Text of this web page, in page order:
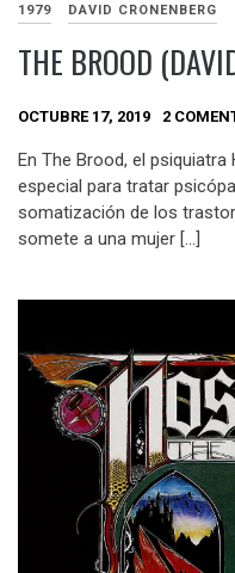
1979 DAVID CRONENBERG
THE BROOD
OCTUBRE 17, 2019 2
En The Brood, el psiquiatra
especial para tratar
somatización de los
somete a una mujer […]